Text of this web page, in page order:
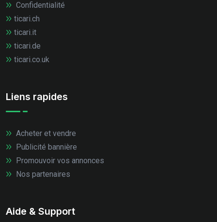
Confidentialité
ticari.ch
ticari.it
ticari.de
ticari.co.uk
Liens rapides
Acheter et vendre
Publicité bannière
Promouvoir vos annonces
Nos partenaires
Aide & Support